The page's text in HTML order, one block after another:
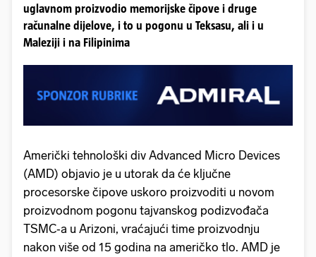
uglavnom proizvodio memorijske čipove i druge
računalne dijelove, i to u pogonu u Teksasu, ali i u
Maleziji i na Filipinima
Američki tehnološki div Advanced Micro Devices
(AMD) objavio je u utorak da će ključne
procesorske čipove uskoro proizvoditi u novom
proizvodnom pogonu tajvanskog podizvođača
TSMC‑a u Arizoni, vraćajući time proizvodnju
nakon više od 15 godina na američko tlo. AMD je